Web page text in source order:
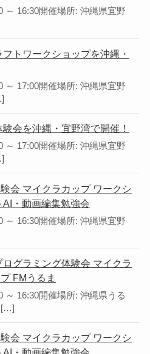
～ 16:30開催場所: 沖縄県宜野
トワークショップを沖縄・
～ 17:00開催場所: 沖縄県宜野
会を沖縄・宜野湾で開催！
～ 17:00開催場所: 沖縄県宜野
会 マイクラカップ ワークシ
AI・動画編集勉強会
～ 16:30開催場所: 沖縄県宜野
グラミング体験会 マイクラ
FMうるま
～ 16:30開催場所: 沖縄県うる
[…]
会 マイクラカップ ワークシ